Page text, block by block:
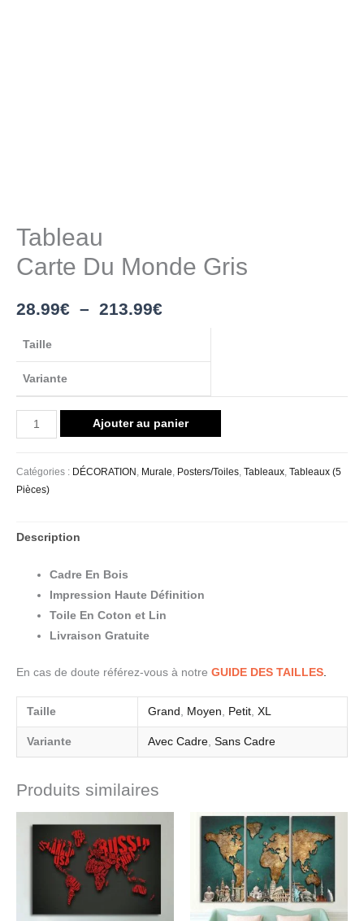
Tableau
Carte Du Monde Gris
28.99€ – 213.99€
Taille
Variante
Ajouter au panier
Catégories : DÉCORATION , Murale, Posters/Toiles, Tableaux, Tableaux (5
Pièces)
Description
Cadre En Bois
Impression Haute Définition
Toile En Coton et Lin
Livraison Gratuite
En cas de doute référez-vous à notre GUIDE DES TAILLES.
Taille Grand Moyen Petit ,XL
Variante Avec Cadre ,Sans Cadre
Produits similaires
prix :
53.99€
à
263.99€
Plage
de
prix :
33.99€
à
233.99€